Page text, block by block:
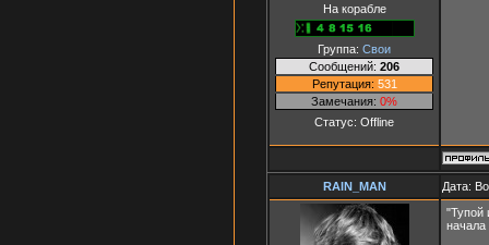
На корабле
Группа: Свои
Сообщений: 206
Репутация: 531
Замечания: 0%
Статус: Offline
RAIN_MAN Дата:
"Тупой
начала